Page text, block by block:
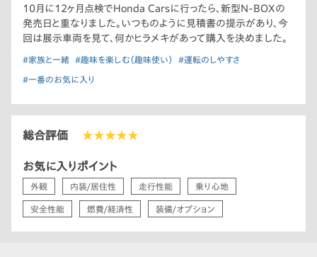
10月に12ヶ月点検でHonda Carsに行ったら、新型N-BOXの
発売日と重なりました。いつものように見積書の提示があり、今
回は展示車両を見て、何かヒラメキがあって購入を決めました。
#家族と一緒 #趣味を楽しむ（趣味使い） #運転のしやすさ
#一番のお気に入り
総合評価 ★★★★★
お気に入りポイント
外観 内装/居住性 走行性能 乗り心地
安全性能 燃費/経済性 装備/オプション